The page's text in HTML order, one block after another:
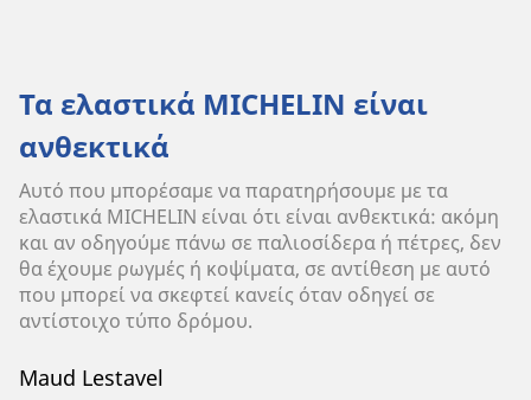
Τα ελαστικά MICHELIN είναι
ανθεκτικά
Αυτό που μπορέσαμε να παρατηρήσουμε με τα
ελαστικά MICHELIN είναι ότι είναι ανθεκτικά: ακόμη
και αν οδηγούμε πάνω σε παλιοσίδερα ή πέτρες, δεν
θα έχουμε ρωγμές ή κοψίματα, σε αντίθεση με αυτό
που μπορεί να σκεφτεί κανείς όταν οδηγεί σε
αντίστοιχο τύπο δρόμου.
Maud Lestavel